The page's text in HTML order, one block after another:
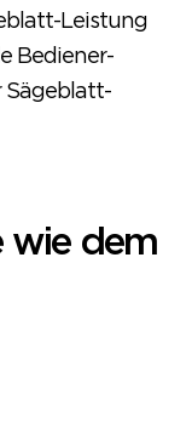
Leistung
Bediener-
Sägeblatt-
wie dem